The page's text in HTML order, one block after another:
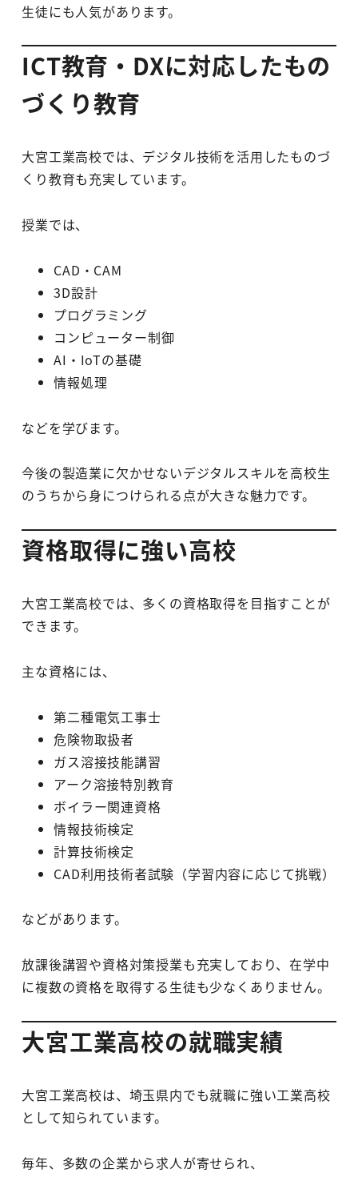
生徒にも人気があります。
ICT教育・DXに対応したもの
づくり教育
大宮工業高校では、デジタル技術を活用したものづ
くり教育も充実しています。
授業では、
CAD・CAM
3D設計
プログラミング
コンピューター制御
AI・IoTの基礎
情報処理
などを学びます。
今後の製造業に欠かせないデジタルスキルを高校生
のうちから身につけられる点が大きな魅力です。
資格取得に強い高校
大宮工業高校では、多くの資格取得を目指すことが
できます。
主な資格には、
第二種電気工事士
危険物取扱者
ガス溶接技能講習
アーク溶接特別教育
ボイラー関連資格
情報技術検定
計算技術検定
CAD利用技術者試験（学習内容に応じて挑戦）
などがあります。
放課後講習や資格対策授業も充実しており、在学中
に複数の資格を取得する生徒も少なくありません。
大宮工業高校の就職実績
大宮工業高校は、埼玉県内でも就職に強い工業高校
として知られています。
毎年、多数の企業から求人が寄せられ、